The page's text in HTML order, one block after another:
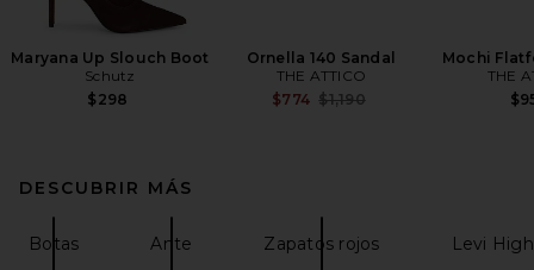
Maryana Up Slouch Boot
Schutz
$298
Ornella 140 Sandal
THE ATTICO
$774 Previous price:
$1,190
Mochi
THE
DESCUBRIR MÁS
Botas Ante Zapatos rojos Levi